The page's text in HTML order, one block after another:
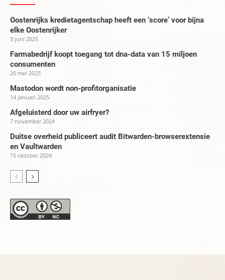
Oostenrijks kredietagentschap heeft een ‘score’ voor bijna
elke Oostenrijker
3 juni 2025
Farmabedrijf koopt toegang tot dna-data van 15 miljoen
consumenten
20 mei 2025
Mastodon wordt non-profitorganisatie
14 januari 2025
Afgeluisterd door uw airfryer?
7 november 2024
Duitse overheid publiceert audit Bitwarden-browserextensie
en Vaultwarden
15 oktober 2024